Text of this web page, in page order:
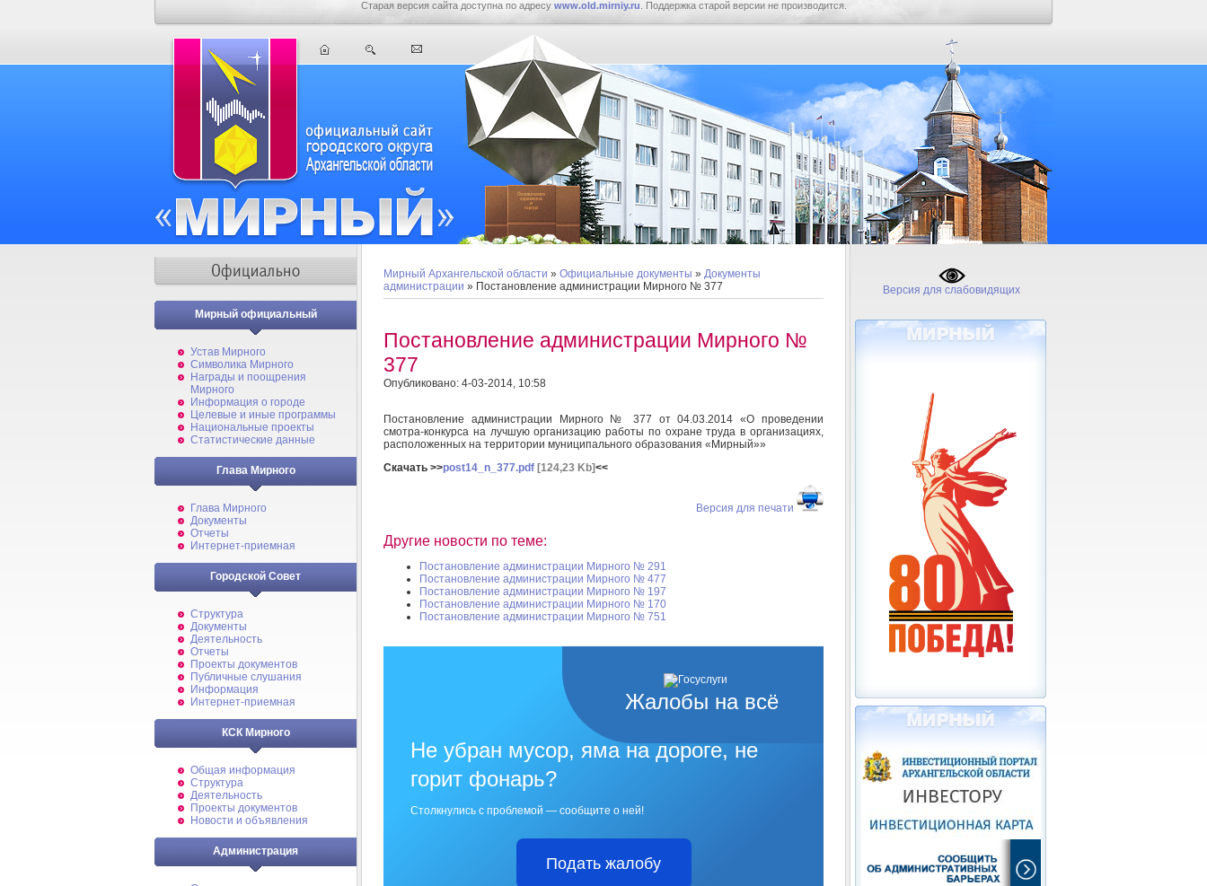
Старая версия сайта доступна по адресу www.old.mirniy.ru . Поддержка старой версии не производится.
Мирный официальный
Устав Мирного
Символика Мирного
Награды и поощрения
Мирного
Информация о городе
Целевые и иные программы
Национальные проекты
Статистические данные
Глава Мирного
Глава Мирного
Документы
Отчеты
Интернет-приемная
Городской Совет
Структура
Документы
Деятельность
Отчеты
Проекты документов
Публичные слушания
Информация
Интернет-приемная
КСК Мирного
Общая информация
Структура
Деятельность
Проекты документов
Новости и объявления
Администрация
Мирный Архангельской области » Официальные документы » Документы
администрации » Постановление администрации Мирного № 377
Постановление администрации Мирного №
377
Опубликовано: 4-03-2014, 10:58
Постановление администрации Мирного № 377 от 04.03.2014 «О проведении
смотра-конкурса на лучшую организацию работы по охране труда в организациях,
расположенных на территории муниципального образования «Мирный»»
Скачать >>post14_n_377.pdf [124,23 Kb]<<
Версия для печати
Другие новости по теме:
Постановление администрации Мирного № 291
Постановление администрации Мирного № 477
Постановление администрации Мирного № 197
Постановление администрации Мирного № 170
Постановление администрации Мирного № 751
Жалобы на всё
Не убран мусор, яма на дороге, не
горит фонарь?
Столкнулись с проблемой — сообщите о ней!
Подать жалобу
Версия для слабовидящих